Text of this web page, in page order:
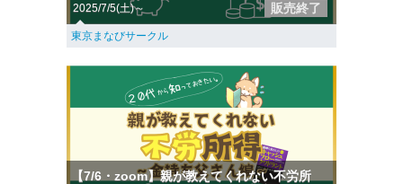
2025/7/5(土)～ 販売終了
東京まなびサークル
【7/6・zoom】親が教えてくれない不労所